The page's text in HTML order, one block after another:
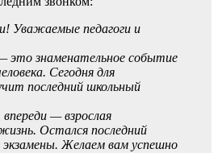
Уважаемые педагоги и
это знаменательное событие
Сегодня для
последний школьный
— взрослая
Остался последний
экзамены. Желаем вам успешно